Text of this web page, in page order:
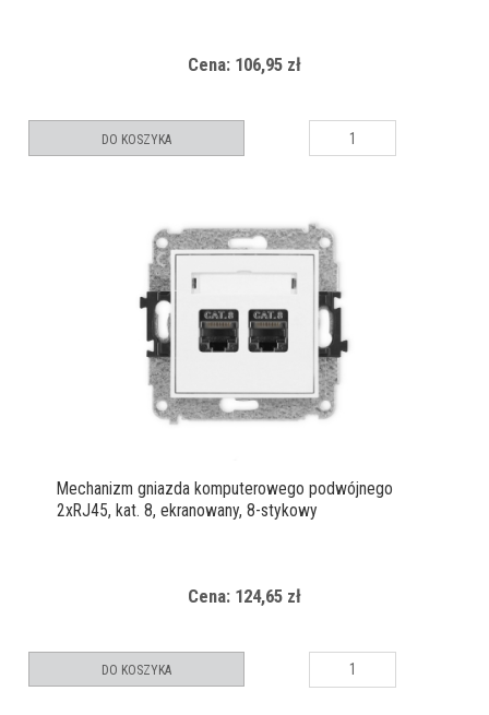
Cena: 106,95 zł
DO KOSZYKA
Mechanizm gniazda komputerowego podwójnego
2xRJ45, kat. 8, ekranowany, 8-stykowy
Cena: 124,65 zł
DO KOSZYKA